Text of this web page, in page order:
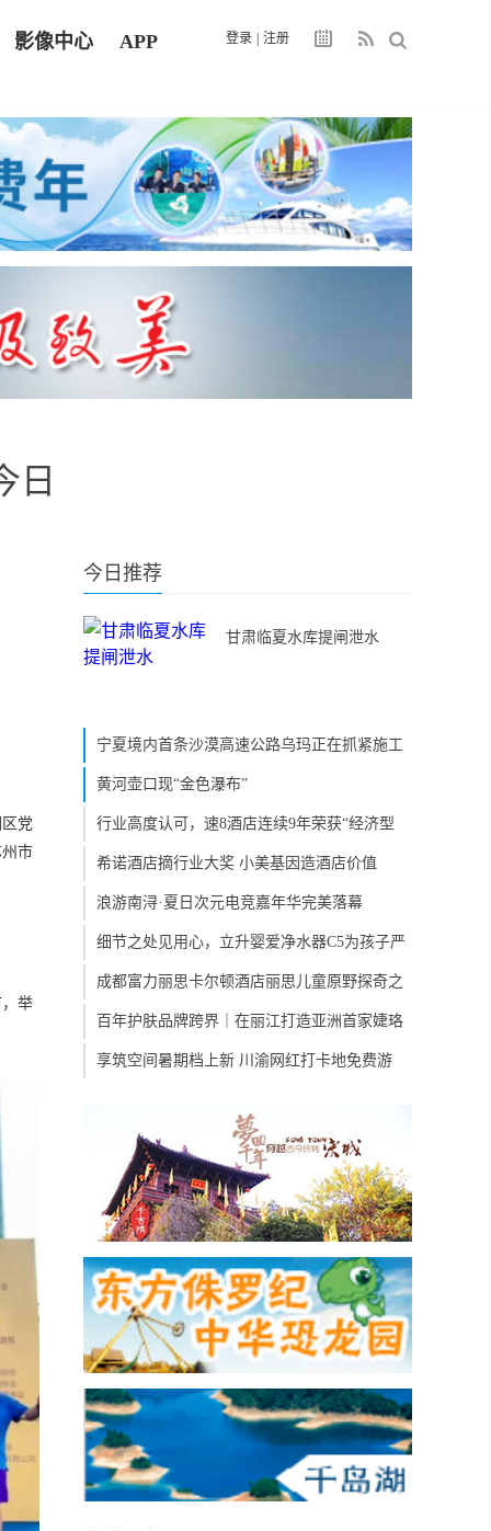
登录 注册
影像中心 APP
日
党
市
举
今日推荐
甘肃临夏水库提闸泄水
宁夏境内首条沙漠高速公路乌玛正在抓紧施工
黄河壶口现“金色瀑布”
行业高度认可，速8酒店连续9年荣获“经济型
希诺酒店摘行业大奖 小美基因造酒店价值
浪游南浔·夏日次元电竞嘉年华完美落幕
细节之处见用心，立升婴爱净水器C5为孩子严
成都富力丽思卡尔顿酒店丽思儿童原野探奇之
百年护肤品牌跨界｜在丽江打造亚洲首家婕珞
享筑空间暑期档上新 川渝网红打卡地免费游